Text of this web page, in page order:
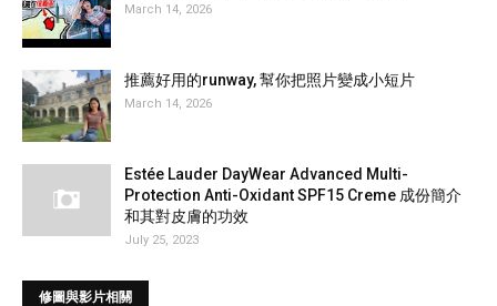
March 14, 2026
推薦好用的runway, 幫你把照片變成小短片
March 14, 2026
Estée Lauder DayWear Advanced Multi-
Protection Anti-Oxidant SPF15 Creme 成份簡介
和其對皮膚的功效
July 25, 2023
修圖與影片相關